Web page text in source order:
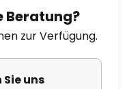
Beratung?
zur Verfügung.
uns